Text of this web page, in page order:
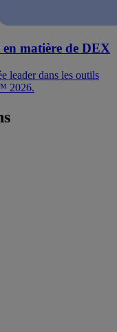
en matière de DEX
leader dans les outils
2026.